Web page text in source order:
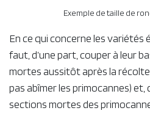
À la fin de l'hiver, on peut tailler
garder qu'environ 20 tiges
Il est recommandé de contenir
drageonnement des variétés
coupant les tiges qui poussent